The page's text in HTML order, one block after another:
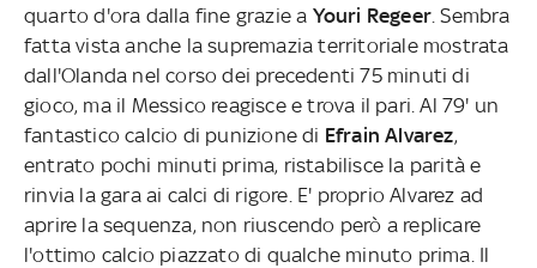
quarto d'ora dalla fine grazie a Youri Regeer . Sembra
fatta vista anche la supremazia territoriale mostrata
dall'Olanda nel corso dei precedenti 75 minuti di
gioco, ma il Messico reagisce e trova il pari. Al 79' un
fantastico calcio di punizione di Efrain Alvarez,
entrato pochi minuti prima, ristabilisce la parità e
rinvia la gara ai calci di rigore. E' proprio Alvarez ad
aprire la sequenza, non riuscendo però a replicare
l'ottimo calcio piazzato di qualche minuto prima. Il